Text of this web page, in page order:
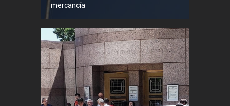
mercancía